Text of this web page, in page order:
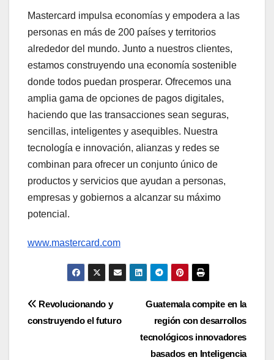
Mastercard impulsa economías y empodera a las
personas en más de 200 países y territorios
alrededor del mundo. Junto a nuestros clientes,
estamos construyendo una economía sostenible
donde todos puedan prosperar. Ofrecemos una
amplia gama de opciones de pagos digitales,
haciendo que las transacciones sean seguras,
sencillas, inteligentes y asequibles. Nuestra
tecnología e innovación, alianzas y redes se
combinan para ofrecer un conjunto único de
productos y servicios que ayudan a personas,
empresas y gobiernos a alcanzar su máximo
potencial.
www.mastercard.com
Navegación
Guatemala compite en la
región con desarrollos
tecnológicos innovadores
basados en Inteligencia
Revolucionando y
construyendo el futuro